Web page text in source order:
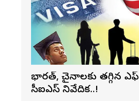
భారత్, చైనాలకు తగ్గిన
సీఐఎస్ నివేదిక..!